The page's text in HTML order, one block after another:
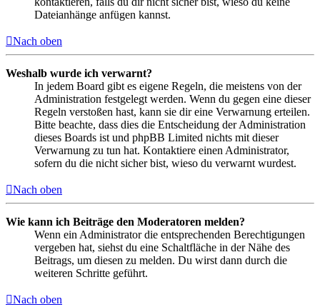
Dateianhänge anfügen kannst.
Nach oben
Weshalb wurde ich verwarnt?
In jedem Board gibt es eigene Regeln, die meistens von der
Administration festgelegt werden. Wenn du gegen eine dieser
Regeln verstoßen hast, kann sie dir eine Verwarnung erteilen.
Bitte beachte, dass dies die Entscheidung der Administration
dieses Boards ist und phpBB Limited nichts mit dieser
Verwarnung zu tun hat. Kontaktiere einen Administrator,
sofern du die nicht sicher bist, wieso du verwarnt wurdest.
Nach oben
Wie kann ich Beiträge den Moderatoren melden?
Wenn ein Administrator die entsprechenden Berechtigungen
vergeben hat, siehst du eine Schaltfläche in der Nähe des
Beitrags, um diesen zu melden. Du wirst dann durch die
weiteren Schritte geführt.
Nach oben